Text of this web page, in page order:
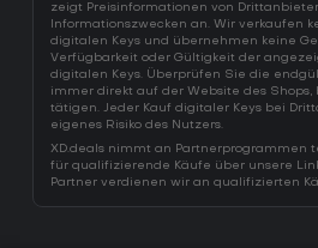
zeigt Preisinformationen von
Informationszwecken an. Wir verkaufen
digitalen Keys und übernehmen keine
Verfügbarkeit oder Gültigkeit der
digitalen Keys. Überprüfen Sie die
immer direkt auf der Website des Shops,
tätigen. Jeder Kauf digitaler Keys bei
eigenes Risiko des Nutzers.
XD.deals nimmt an Partnerprogrammen
für qualifizierende Käufe über unsere
Partner verdienen wir an qualifizierten